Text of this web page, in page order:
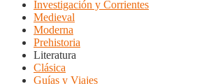
Investigación y Corrientes
Medieval
Moderna
Prehistoria
Literatura
Clásica
Guías y Viajes